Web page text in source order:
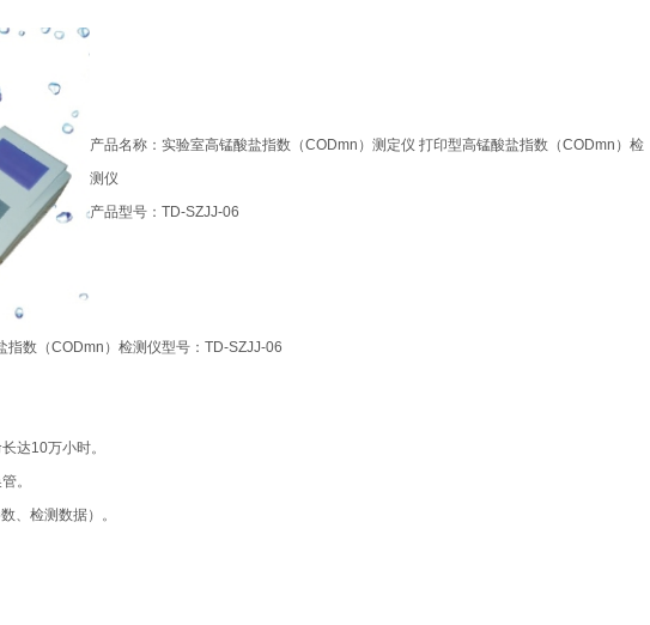
产品名称：实验室高锰酸盐指数（CODmn）测定仪 打印型高锰酸盐指数（CODmn）检
测仪
产品型号：TD-SZJJ-06
数（CODmn）检测仪型号：TD-SZJJ-06
达10万小时。
。
、检测数据）。